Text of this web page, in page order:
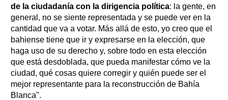
de la ciudadanía con la dirigencia política: la gente, en
general, no se siente representada y se puede ver en la
cantidad que va a votar. Más allá de esto, yo creo que el
bahiense tiene que ir y expresarse en la elección, que
haga uso de su derecho y, sobre todo en esta elección
que está desdoblada, que pueda manifestar cómo ve la
ciudad, qué cosas quiere corregir y quién puede ser el
mejor representante para la reconstrucción de Bahía
Blanca".